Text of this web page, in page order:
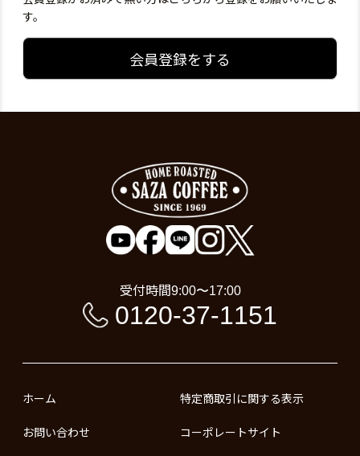
す。
会員登録をする
受付時間9:00〜17:00
0120-37-1151
ホーム
お問い合わせ
特定商取引に関する表示
コーポレートサイト